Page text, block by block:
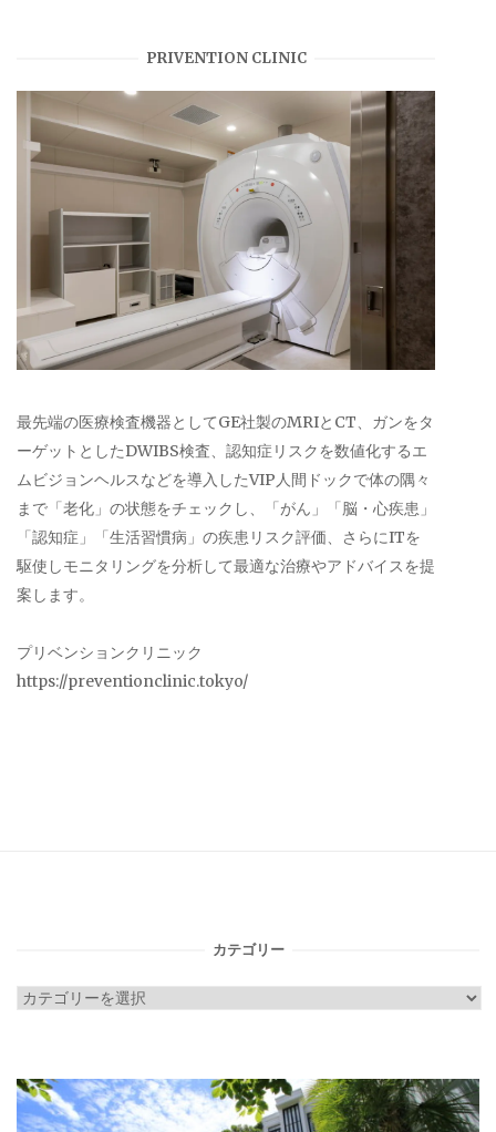
PRIVENTION CLINIC
最先端の医療検査機器としてGE社製のMRIとCT、ガンをタ
ーゲットとしたDWIBS検査、認知症リスクを数値化するエ
ムビジョンヘルスなどを導入したVIP人間ドックで体の隅々
まで「老化」の状態をチェックし、「がん」「脳・心疾患」
「認知症」「生活習慣病」の疾患リスク評価、さらにITを
駆使しモニタリングを分析して最適な治療やアドバイスを提
案します。
プリベンションクリニック
https://preventionclinic.tokyo/
カテゴリー
カ
リ
ー